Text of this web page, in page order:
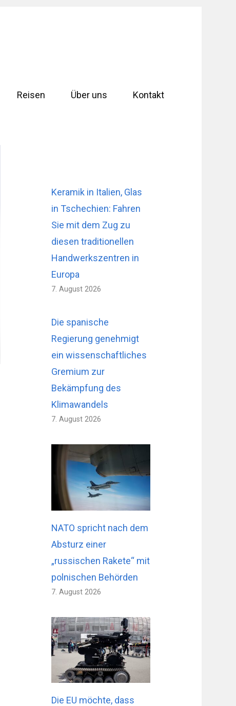
Reisen Über uns Kontakt
Keramik in Italien, Glas
in Tschechien: Fahren
Sie mit dem Zug zu
diesen traditionellen
Handwerkszentren in
Europa
7. August 2026
Die spanische
Regierung genehmigt
ein wissenschaftliches
Gremium zur
Bekämpfung des
Klimawandels
7. August 2026
NATO spricht nach dem
Absturz einer
„russischen Rakete“ mit
polnischen Behörden
7. August 2026
Die EU möchte, dass